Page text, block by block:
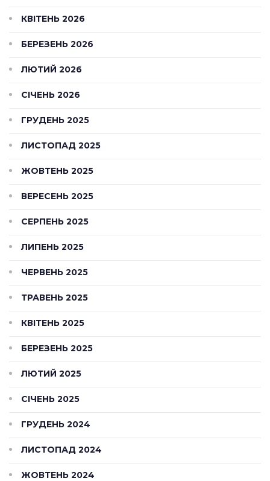
КВІТЕНЬ 2026
БЕРЕЗЕНЬ 2026
ЛЮТИЙ 2026
СІЧЕНЬ 2026
ГРУДЕНЬ 2025
ЛИСТОПАД 2025
ЖОВТЕНЬ 2025
ВЕРЕСЕНЬ 2025
СЕРПЕНЬ 2025
ЛИПЕНЬ 2025
ЧЕРВЕНЬ 2025
ТРАВЕНЬ 2025
КВІТЕНЬ 2025
БЕРЕЗЕНЬ 2025
ЛЮТИЙ 2025
СІЧЕНЬ 2025
ГРУДЕНЬ 2024
ЛИСТОПАД 2024
ЖОВТЕНЬ 2024